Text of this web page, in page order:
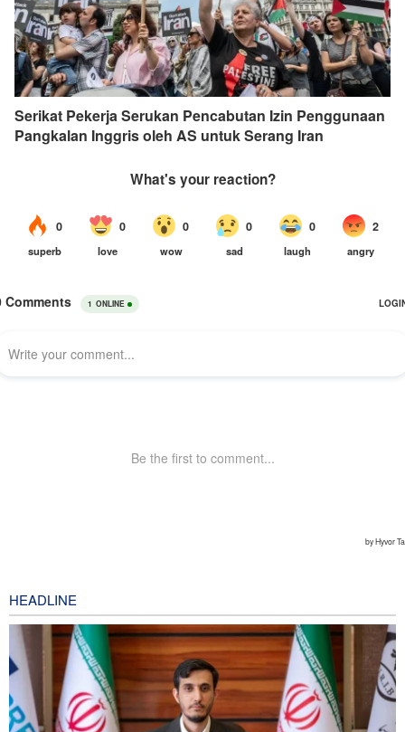
Serikat Pekerja Serukan Pencabutan Izin Penggunaan
Pangkalan Inggris oleh AS untuk Serang Iran
HEADLINE